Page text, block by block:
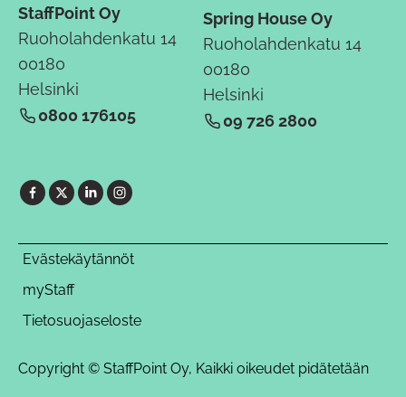
StaffPoint Oy
Ruoholahdenkatu 14
00180
Helsinki
0800 176105
Spring House Oy
Ruoholahdenkatu 14
00180
Helsinki
09 726 2800
Evästekäytännöt
myStaff
Tietosuojaseloste
Copyright © StaffPoint Oy, Kaikki oikeudet pidätetään